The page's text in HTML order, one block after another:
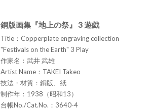
銅版画集『地上の祭』 3 遊戯
Title：Copperplate engraving collection
"Festivals on the Earth" 3 Play
作家名：武井 武雄
Artist Name：TAKEI Takeo
技法・材質：銅版、紙
制作年：1938（昭和13）
台帳No./Cat.No.：3640-4